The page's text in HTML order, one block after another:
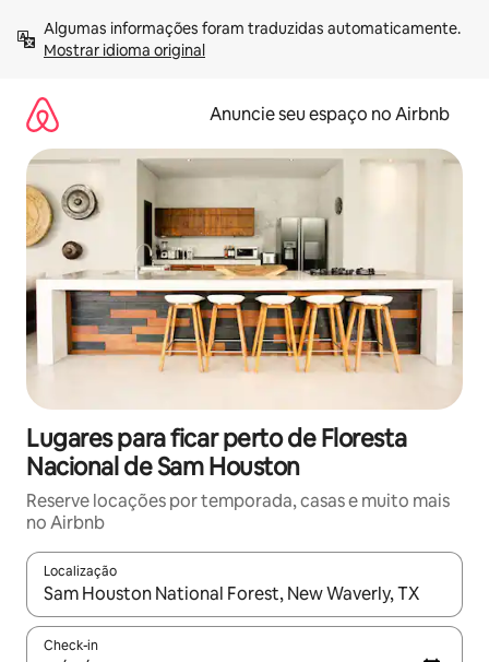
para
Mostrar idioma original
Anuncie seu espaço no Airbnb
Lugares para ficar perto de Floresta
Nacional de Sam Houston
Reserve locações por temporada, casas e muito mais
no Airbnb
Localização
Quando os resultados estiverem disponíveis, explore-os
Check-in